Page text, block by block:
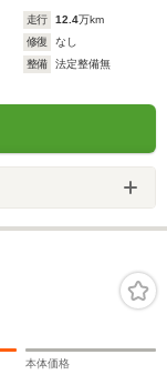
走行 12.4万km
修復
なし
整備
法定整備無
本体価格